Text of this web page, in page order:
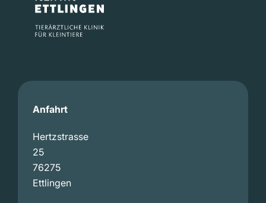
Anfahrt
Hertzstrasse
25
76275
Ettlingen